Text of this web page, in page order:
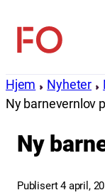
innhold
FO
Hjem Nyheter
Ny barnevernlov
Ny
Publisert 4 april,